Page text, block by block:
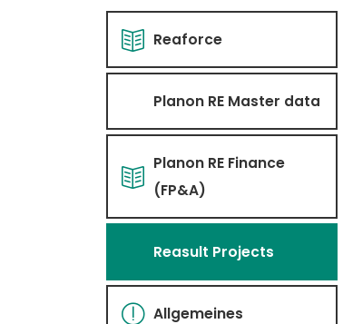
Reaforce
Planon RE Master data
Planon RE Finance
(FP&A)
Reasult Projects
Allgemeines